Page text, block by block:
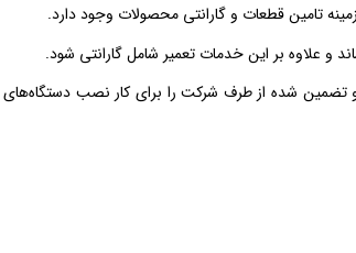
تامین قطعات و گارانتی محصولات وجود دارد.
و علاوه بر این خدمات تعمیر شامل گارانتی شود.
و تضمین شده از طرف شرکت را برای کار نصب دستگاه‌های